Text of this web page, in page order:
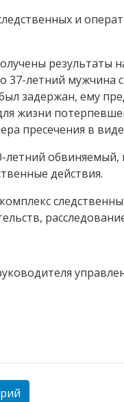
и
результаты
37-летний
был задержан, ему
жизни
пресечения в
обвиняемый,
действия.